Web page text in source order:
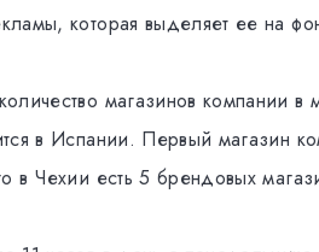
которая выделяет ее на
магазинов компании в
в Испании. Первый магазин
в Чехии есть 5 брендовых